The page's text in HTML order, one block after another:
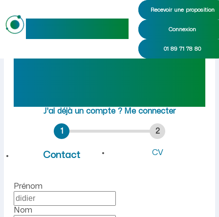
Recevoir une proposition
Connexion
01 89 71 78 80
Emploi à La Chapelle-sur-
Rejoindre maideoàLa
J'ai déjà un compte ? Me connecter
1
Contact
2
CV
Prénom
Nom